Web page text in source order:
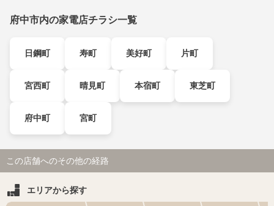
府中市内の家電店チラシ一覧
日鋼町 寿町 美好町 片町
宮西町 晴見町 本宿町 東芝町
府中町 宮町
この店舗へのその他の経路
エリアから探す